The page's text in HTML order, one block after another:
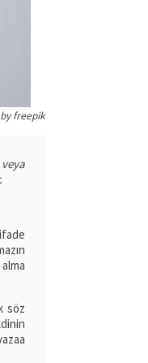
freepik
söz